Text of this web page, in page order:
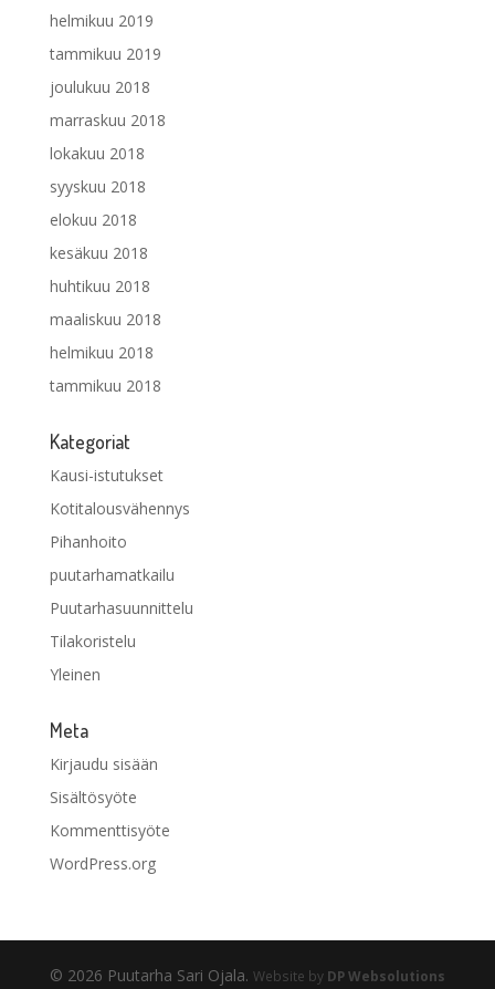
helmikuu 2019
tammikuu 2019
joulukuu 2018
marraskuu 2018
lokakuu 2018
syyskuu 2018
elokuu 2018
kesäkuu 2018
huhtikuu 2018
maaliskuu 2018
helmikuu 2018
tammikuu 2018
Kategoriat
Kausi-istutukset
Kotitalousvähennys
Pihanhoito
puutarhamatkailu
Puutarhasuunnittelu
Tilakoristelu
Yleinen
Meta
Kirjaudu sisään
Sisältösyöte
Kommenttisyöte
WordPress.org
© 2026 Puutarha Sari Ojala. Website by DP Websolutions